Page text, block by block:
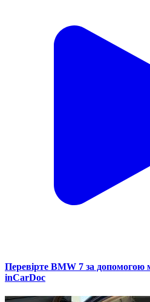
Перевірте BMW 7 за допомогою
inCarDoc